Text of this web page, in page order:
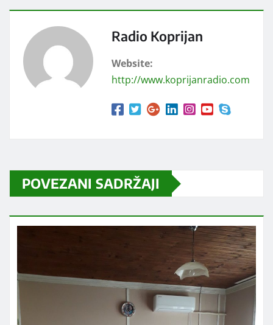
Radio Koprijan
Website:
http://www.koprijanradio.com
POVEZANI SADRŽAJI